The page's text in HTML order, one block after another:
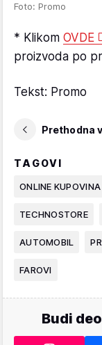
Foto: Promo
* Klikom OVDE
proizvoda po
Tekst: Promo
Prethodna
TAGOVI
ONLINE KUPOVINA
TECHNOSTORE
AUTOMOBIL
FAROVI
Budi